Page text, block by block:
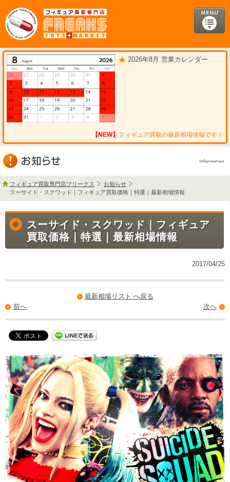
2026年8月 営業カレンダー
【NEW】 フィギュア買取の最新相場情報です！
フィギュア買取専門店フリークス
お知らせ
スーサイド・スクワッド｜フィギュア買取価格｜特選｜最新相場情報
スーサイド・スクワッド｜フィギュア
買取価格｜特選｜最新相場情報
2017/04/25
最新相場リスト へ戻る
次へ
前へ